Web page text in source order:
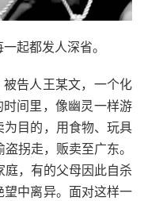
起都发人深省。
被告人王某文，一个化
时间里，像幽灵一样游
目的，用食物、玩具
拐走，贩卖至广东。
，有的父母因此自杀
中离异。面对这样一